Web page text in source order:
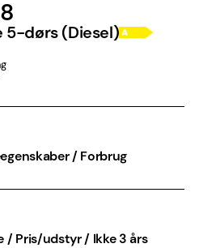
5-dørs (Diesel)
/ Forbrug
/ Pris/udstyr / Ikke 3 års